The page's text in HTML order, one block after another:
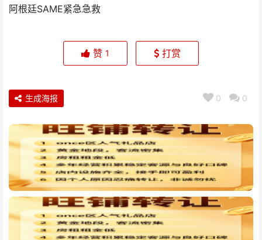
阿根廷SAME紧急急救
赞 1 打赏
0 0
生成海报